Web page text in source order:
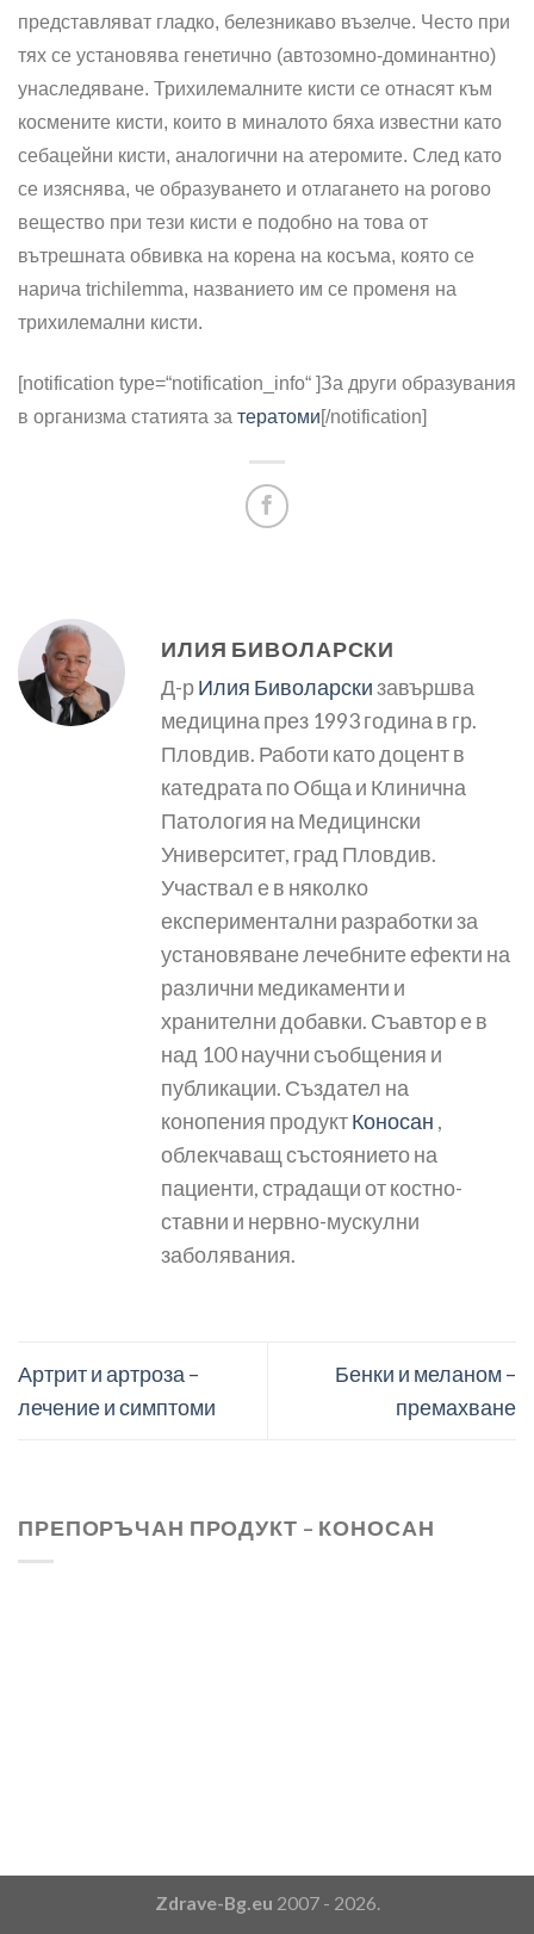
представляват гладко, белезникаво възелче. Често при
тях се установява генетично (автозомно-доминантно)
унаследяване. Трихилемалните кисти се отнасят към
космените кисти, които в миналото бяха известни като
себацейни кисти, аналогични на атеромите. След като
се изяснява, че образуването и отлагането на рогово
вещество при тези кисти е подобно на това от
вътрешната обвивка на корена на косъма, която се
нарича trichilemma, названието им се променя на
трихилемални кисти.
[notification type=“notification_info“ ]За други образувания
в организма статията за тератоми[/notification]
ИЛИЯ БИВОЛАРСКИ
Д-рИлия Биволарскизавършва
медицина през 1993 година в гр.
Пловдив. Работи като доцент в
катедрата по Обща и Клинична
Патология на Медицински
Университет, град Пловдив.
Участвал е в няколко
експериментални разработки за
установяване лечебните ефекти на
различни медикаменти и
хранителни добавки. Съавтор е в
над 100 научни съобщения и
публикации. Създател на
конопения продуктКоносан ,
облекчаващ състоянието на
пациенти, страдащи от костно-
ставни и нервно-мускулни
заболявания.
Артрит и артроза –
лечение и симптоми
Бенки и меланом –
премахване
ПРЕПОРЪЧАН ПРОДУКТ – КОНОСАН
Zdrave-Bg.eu 2007 - 2026.